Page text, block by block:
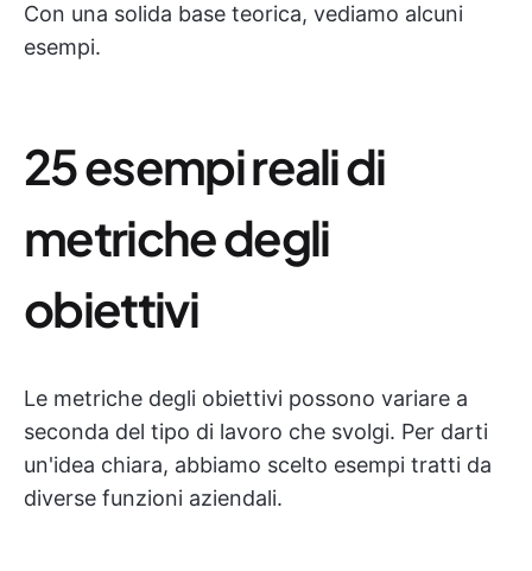
Con una solida base teorica, vediamo alcuni
esempi.
25 esempi reali di
metriche degli
obiettivi
Le metriche degli obiettivi possono variare a
seconda del tipo di lavoro che svolgi. Per darti
un'idea chiara, abbiamo scelto esempi tratti da
diverse funzioni aziendali.